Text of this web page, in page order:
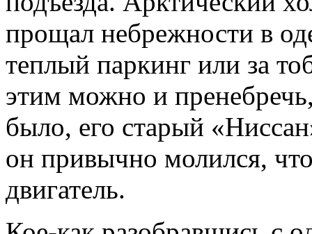
прощал небрежности в
теплый паркинг или за
этим можно и
было, его старый
он привычно молился,
двигатель.